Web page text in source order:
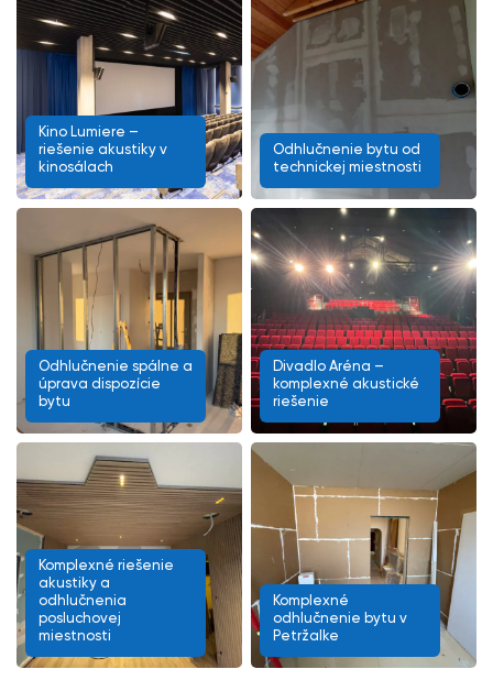
Kino Lumiere –
riešenie akustiky v
kinosálach
Odhlučnenie bytu od
technickej miestnosti
Odhlučnenie spálne a
úprava dispozície
bytu
Divadlo Aréna –
komplexné akustické
riešenie
Komplexné riešenie
akustiky a
odhlučnenia
posluchovej
miestnosti
Komplexné
odhlučnenie bytu v
Petržalke